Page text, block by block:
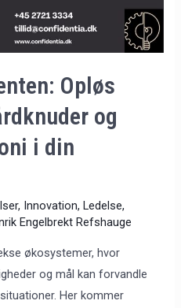
Opløs
og
i din
, Innovation,Ledelse,
Engelbrekt Refshauge
økosystemer, hvor
og mål kan forvandle
Her kommer